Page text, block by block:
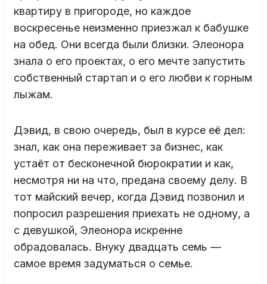
квартиру в пригороде, но каждое
воскресенье неизменно приезжал к бабушке
на обед. Они всегда были близки. Элеонора
знала о его проектах, о его мечте запустить
собственный стартап и о его любви к горным
лыжам.
Дэвид, в свою очередь, был в курсе её дел:
знал, как она переживает за бизнес, как
устаёт от бесконечной бюрократии и как,
несмотря ни на что, предана своему делу. В
тот майский вечер, когда Дэвид позвонил и
попросил разрешения приехать не одному, а
с девушкой, Элеонора искренне
обрадовалась. Внуку двадцать семь —
самое время задуматься о семье.